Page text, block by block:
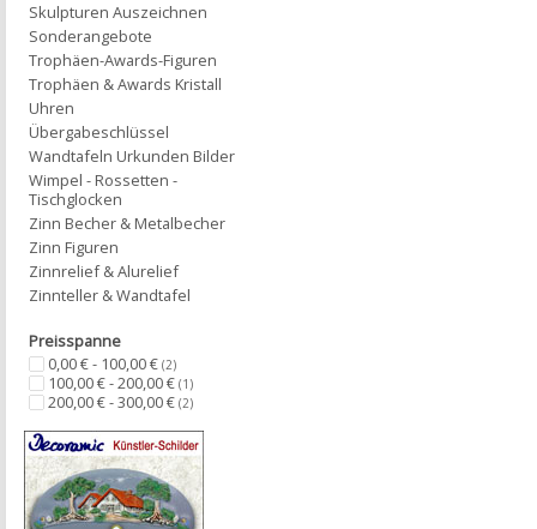
Skulpturen Auszeichnen
Sonderangebote
Trophäen-Awards-Figuren
Trophäen & Awards Kristall
Uhren
Übergabeschlüssel
Wandtafeln Urkunden Bilder
Wimpel - Rossetten -
Tischglocken
Zinn Becher & Metalbecher
Zinn Figuren
Zinnrelief & Alurelief
Zinnteller & Wandtafel
Preisspanne
0,00 € - 100,00 € (2)
100,00 € - 200,00 € (1)
200,00 € - 300,00 € (2)